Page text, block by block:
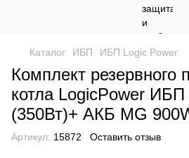
Каталог ИБП ИБП Logic Power
Комплект резервного
котла LogicPower ИБП
(350Вт)+ АКБ MG
Артикул: 15872 Оставить отзыв